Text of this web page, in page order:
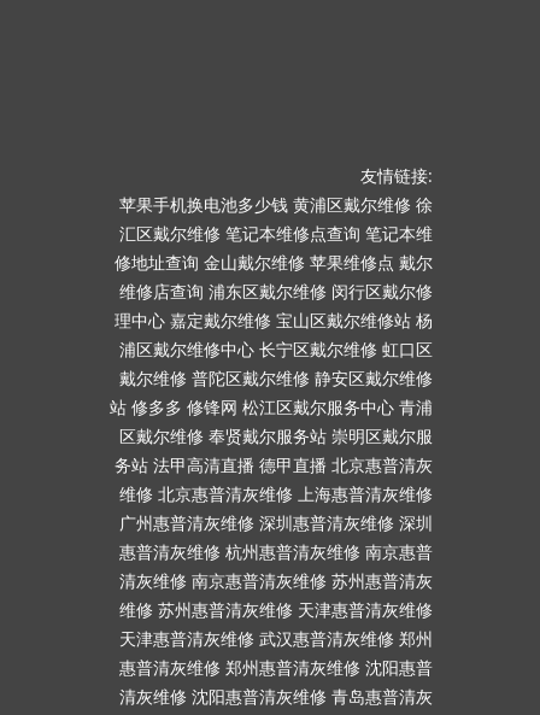
友情链接:
苹果手机换电池多少钱 黄浦区戴尔维修 徐
汇区戴尔维修 笔记本维修点查询 笔记本维
修地址查询 金山戴尔维修 苹果维修点 戴尔
维修店查询 浦东区戴尔维修 闵行区戴尔修
理中心 嘉定戴尔维修 宝山区戴尔维修站 杨
浦区戴尔维修中心 长宁区戴尔维修 虹口区
戴尔维修 普陀区戴尔维修 静安区戴尔维修
站 修多多 修锋网 松江区戴尔服务中心 青浦
区戴尔维修 奉贤戴尔服务站 崇明区戴尔服
务站 法甲高清直播 德甲直播 北京惠普清灰
维修 北京惠普清灰维修 上海惠普清灰维修
广州惠普清灰维修 深圳惠普清灰维修 深圳
惠普清灰维修 杭州惠普清灰维修 南京惠普
清灰维修 南京惠普清灰维修 苏州惠普清灰
维修 苏州惠普清灰维修 天津惠普清灰维修
天津惠普清灰维修 武汉惠普清灰维修 郑州
惠普清灰维修 郑州惠普清灰维修 沈阳惠普
清灰维修 沈阳惠普清灰维修 青岛惠普清灰